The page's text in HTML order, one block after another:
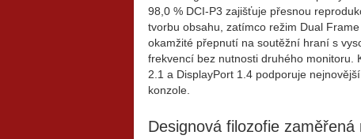
98,0 % DCI-P3 zajišťuje přesnou
tvorbu obsahu, zatímco režim Dual
okamžité přepnutí na soutěžní hraní s
frekvencí bez nutnosti druhého monitoru.
2.1 a DisplayPort 1.4 podporuje
konzole.
Designová filozofie zaměřená